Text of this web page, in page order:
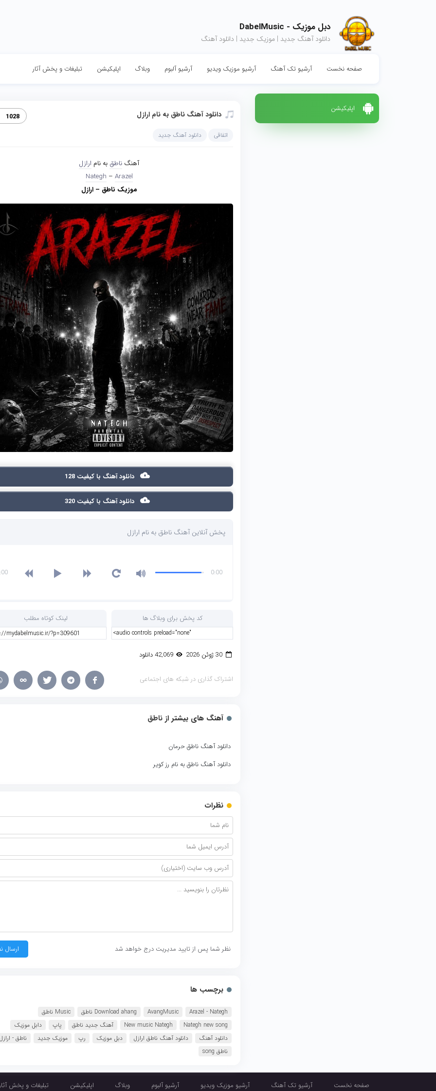
دبل موزیک - DabelMusic
دانلود آهنگ جدید | موزیک جدید | دانلود آهنگ
صفحه نخست آرشیو تک آهنگ آرشیو موزیک ویدیو آرشیو آلبوم وبلاگ اپلیکیشن تبلیغات و پخش آثار
اپلیکیشن
دانلود آهنگ ناطق به نام ارازل 1028
اتفاقی دانلود آهنگ جدید
آهنگ ناطق به نام ارازل
Nategh – Arazel
موزیک ناطق – ارازل
دانلود آهنگ با کیفیت 128
دانلود آهنگ با کیفیت 320
پخش آنلاین آهنگ ناطق به نام ارازل
0:00
کد پخش برای وبلاگ ها لینک کوتاه مطلب
30 ژوئن 2026 42,069 دانلود
اشتراک گذاری در شبکه های اجتماعی
آهنگ های بیشتر از ناطق
دانلود آهنگ ناطق حرمان
دانلود آهنگ ناطق به نام رز کویر
نظرات
نظر شما پس از تایید مدیریت درج خواهد شد
برچسب ها
Arazel - Nategh
AvangMusic Download ahang ناطق
Music ناطق
Nategh new song
New music Nategh آهنگ جدید ناطق پاپ
دابل موزیک
دانلود آهنگ
دانلود آهنگ ناطق ارازل دبل موزیک رپ موزیک جدید
ناطق -
ناطق song
صفحه نخست آرشیو تک آهنگ آرشیو موزیک ویدیو آرشیو آلبوم وبلاگ اپلیکیشن تبلیغات و پخش